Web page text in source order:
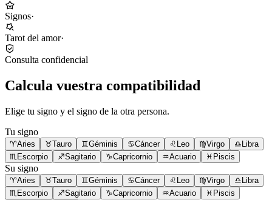
Signos·
Tarot del amor·
Consulta confidencial
Calcula vuestra compatibilidad
Elige tu signo y el signo de la otra persona.
Tu signo
♈Aries ♉Tauro ♊Géminis ♋Cáncer ♌ Leo ♍Virgo ♎Libra
♏ Escorpio ♐Sagitario ♑Capricornio ♒Acuario ♓ Piscis
Su signo
♈Aries ♉Tauro ♊Géminis ♋Cáncer ♌ Leo ♍Virgo ♎Libra
♏ Escorpio ♐Sagitario ♑Capricornio ♒Acuario ♓ Piscis